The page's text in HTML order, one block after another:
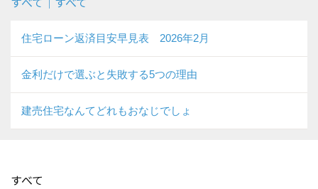
住宅ローン返済目安早見表 2026年2月
金利だけで選ぶと失敗する5つの理由
建売住宅なんてどれもおなじでしょ
すべて